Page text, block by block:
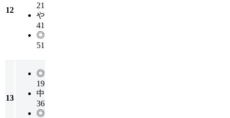
12
21
や
41
◎
51
13
◎
19
中
36
◎